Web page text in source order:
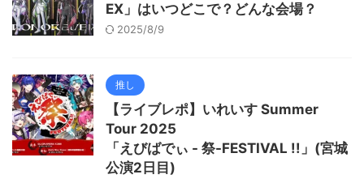
EX」はいつどこで？どんな会場？
2025/8/9
推し
【ライブレポ】いれいす Summer
Tour 2025
「えびばでぃ - 祭-FESTIVAL !!」(宮城
公演2日目)